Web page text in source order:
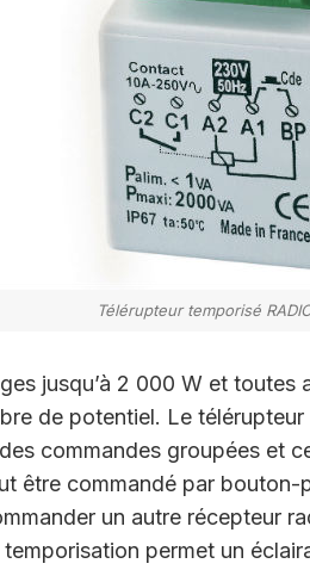
Télérupteur temporisé
jusqu’à 2 000 W et
de potentiel. Le
commandes groupées et
être commandé par
un autre récepteur
permet un